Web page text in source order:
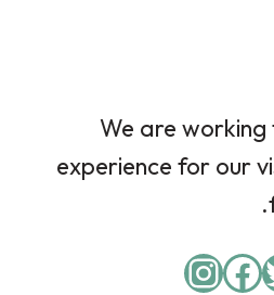
We are
experience for our
Facebook
Instagram